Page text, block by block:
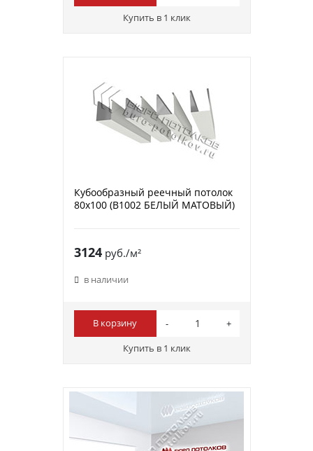
Купить в 1 клик
Кубообразный реечный потолок
80х100 (B1002 БЕЛЫЙ МАТОВЫЙ)
3124руб./м²
в наличии
В корзину
Купить в 1 клик